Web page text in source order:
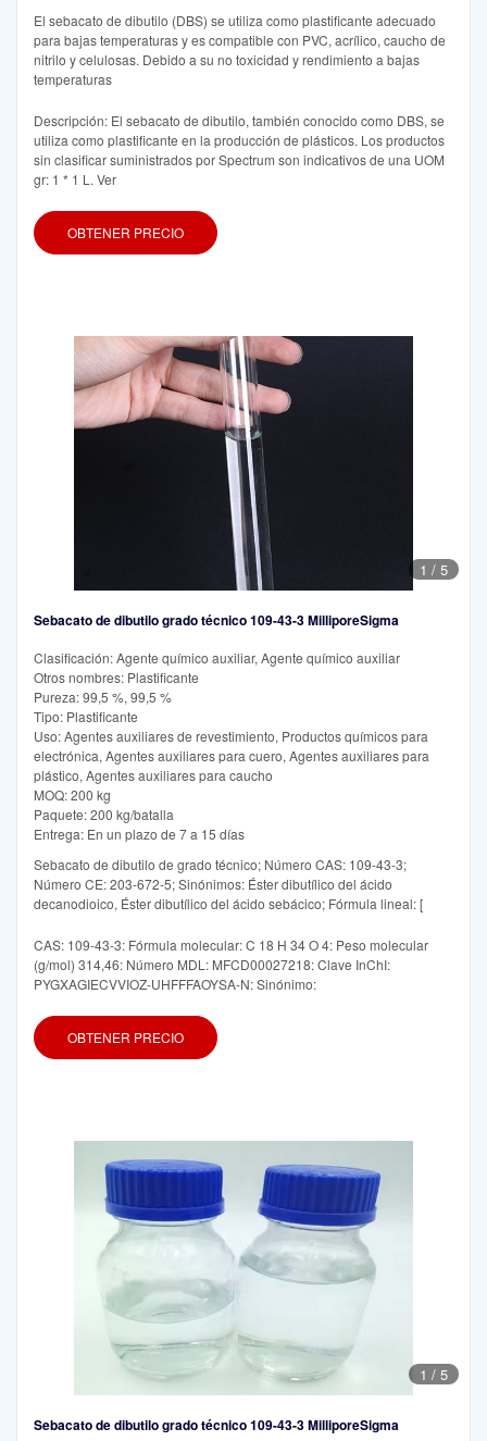
El sebacato de dibutilo (DBS) se utiliza como plastificante adecuado
para bajas temperaturas y es compatible con PVC, acrílico, caucho de
nitrilo y celulosas. Debido a su no toxicidad y rendimiento a bajas
temperaturas
Descripción: El sebacato de dibutilo, también conocido como DBS, se
utiliza como plastificante en la producción de plásticos. Los productos
sin clasificar suministrados por Spectrum son indicativos de una UOM
gr: 1 * 1 L. Ver
OBTENER PRECIO
1 / 5
Sebacato de dibutilo grado técnico 109-43-3 MilliporeSigma
Clasificación: Agente químico auxiliar, Agente químico auxiliar
Otros nombres: Plastificante
Pureza: 99,5 %, 99,5 %
Tipo: Plastificante
Uso: Agentes auxiliares de revestimiento, Productos químicos para
electrónica, Agentes auxiliares para cuero, Agentes auxiliares para
plástico, Agentes auxiliares para caucho
MOQ: 200 kg
Paquete: 200 kg/batalla
Entrega: En un plazo de 7 a 15 días
Sebacato de dibutilo de grado técnico; Número CAS: 109-43-3;
Número CE: 203-672-5; Sinónimos: Éster dibutílico del ácido
decanodioico, Éster dibutílico del ácido sebácico; Fórmula lineal: [
CAS: 109-43-3: Fórmula molecular: C 18 H 34 O 4: Peso molecular
(g/mol) 314,46: Número MDL: MFCD00027218: Clave InChI:
PYGXAGIECVVIOZ-UHFFFAOYSA-N: Sinónimo:
OBTENER PRECIO
1 / 5
Sebacato de dibutilo grado técnico 109-43-3 MilliporeSigma